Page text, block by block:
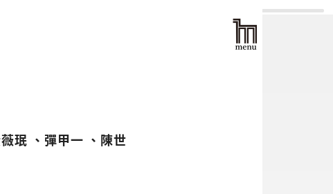
珉 、彈甲一 、陳世